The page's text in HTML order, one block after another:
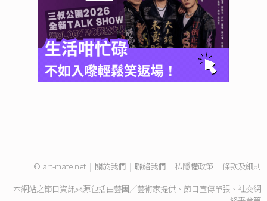
© art-mate.net | 關於我們 | 聯絡我們 | 私隱權政策 | 條款及細則
本網站之節目資訊來源包括由藝團／藝術家提供、節目宣傳單張、社交網